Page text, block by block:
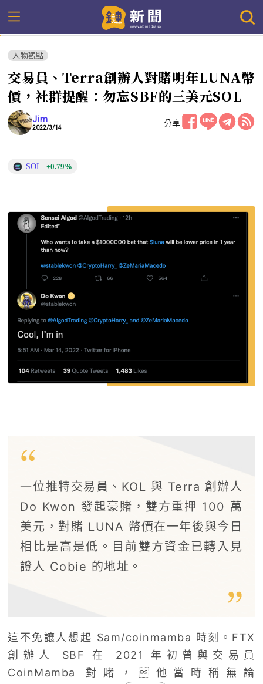
人物觀點
交易員、Terra創辦人對賭明年LUNA幣
價，社群提醒：勿忘SBF的三美元SOL
Jim
2022/3/14 分享
SOL +0.79%
一位推特交易員、KOL 與 Terra 創辦人
Do Kwon 發起豪賭，雙方重押 100 萬
美元，對賭 LUNA 幣價在一年後與今日
相比是高是低。目前雙方資金已轉入見
證人 Cobie 的地址。
這不免讓人想起 Sam/coinmamba 時刻。FTX
創辦人 SBF 在 2021 年初曾與交易員
CoinMamba 對賭，他當時稱無論